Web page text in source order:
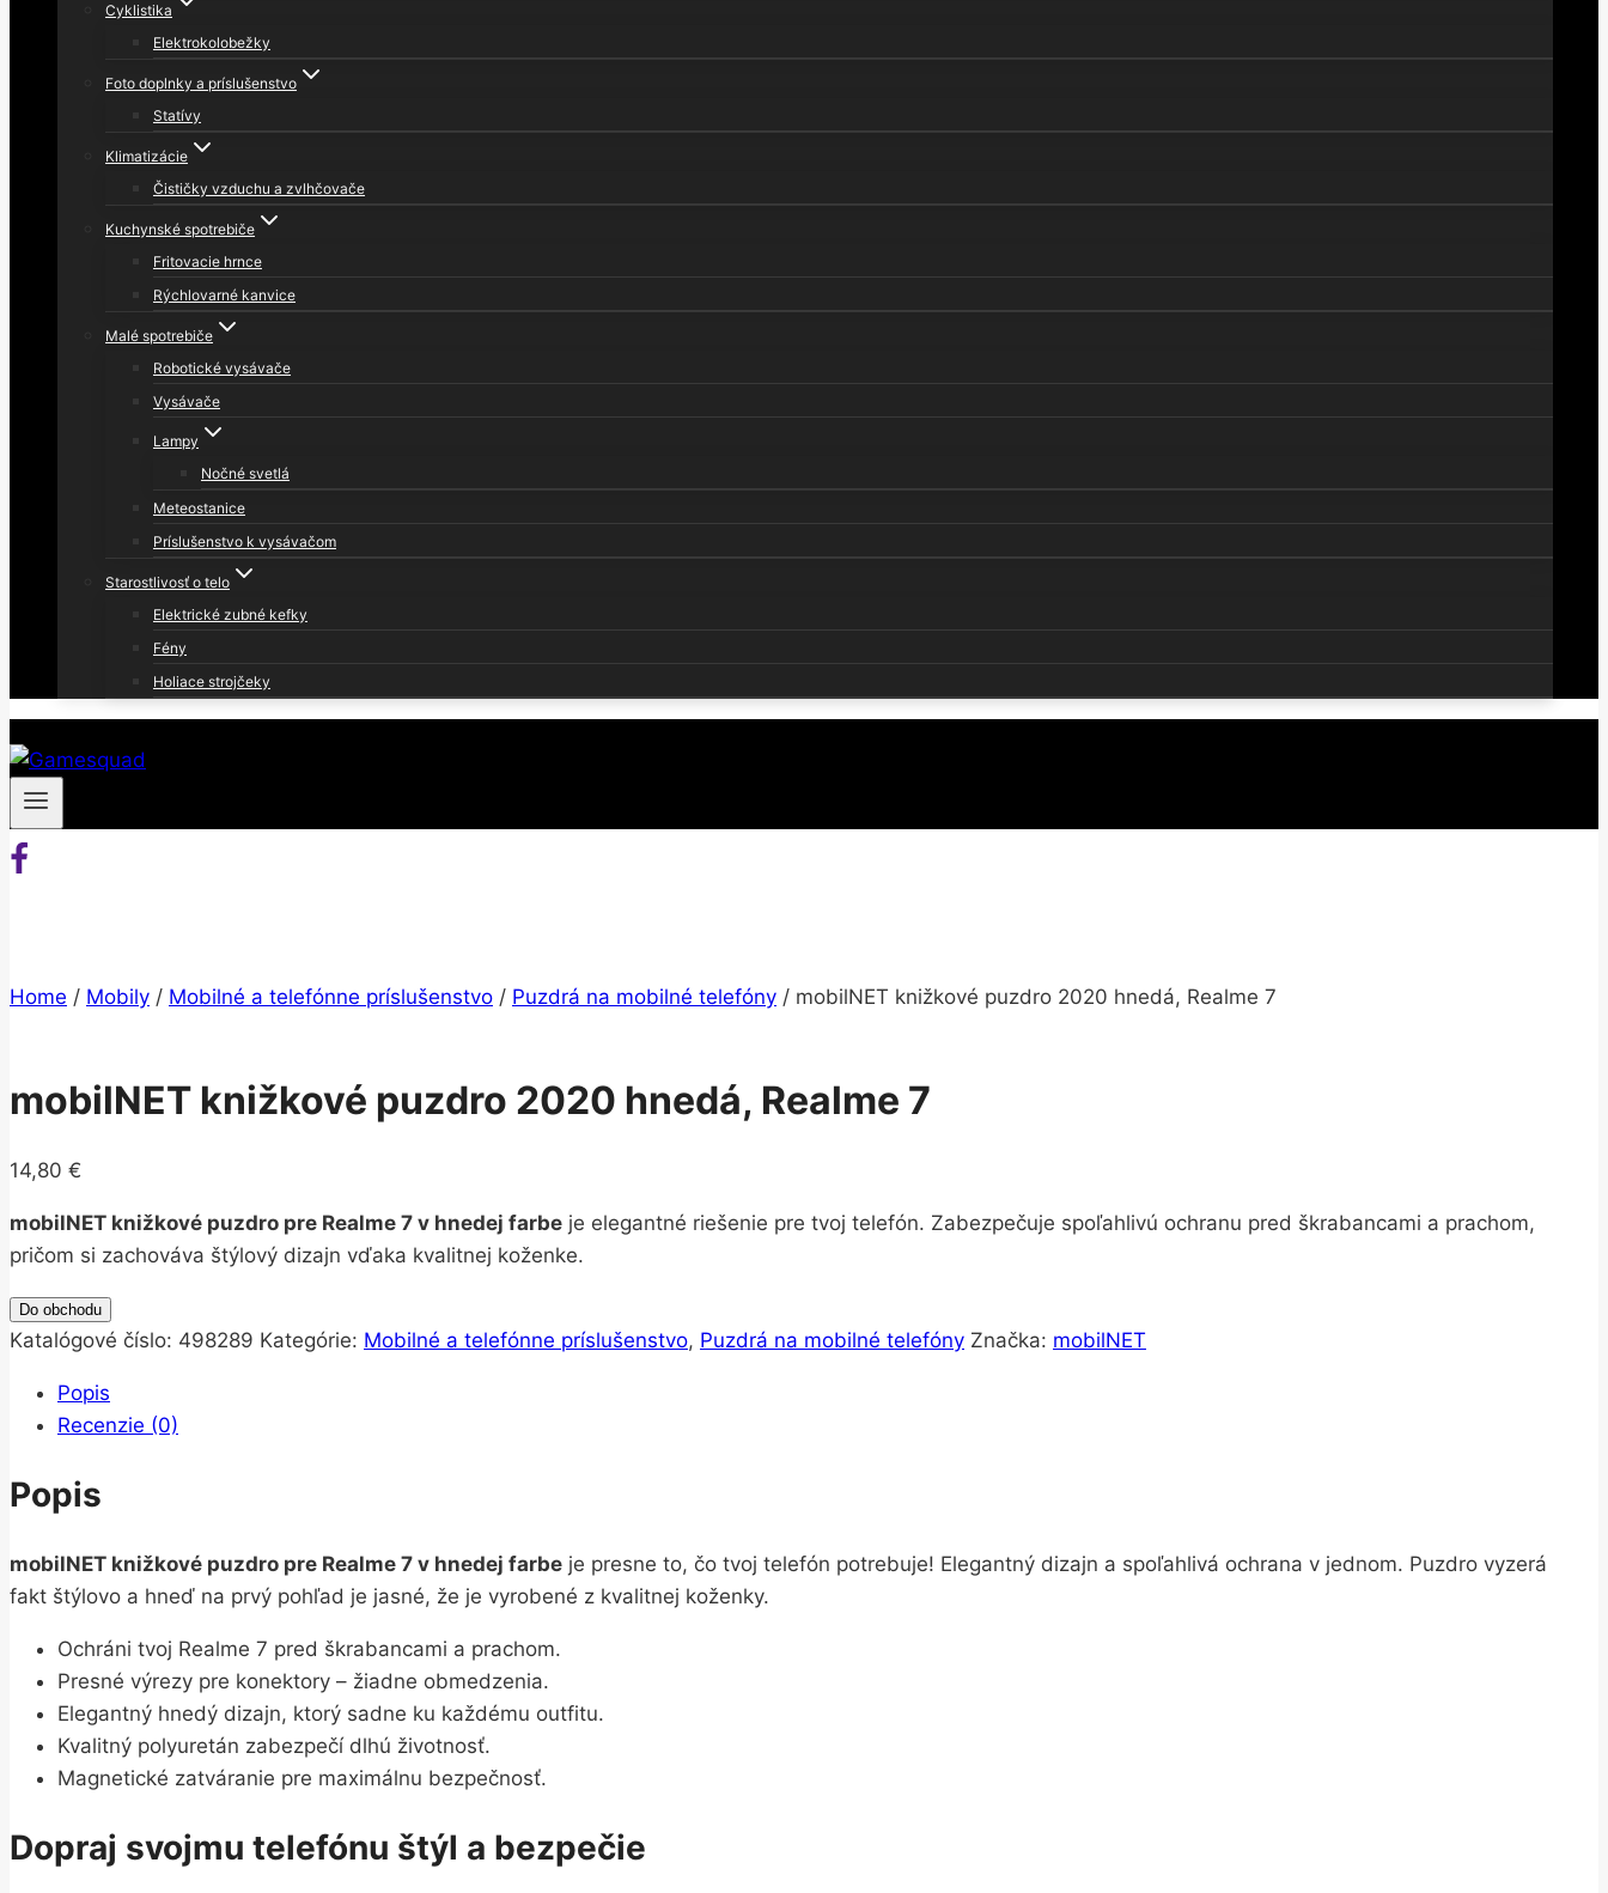
Cyklistika
Elektrokolobežky
Foto doplnky a príslušenstvo
Statívy
Klimatizácie
Čističky vzduchu a zvlhčovače
Kuchynské spotrebiče
Fritovacie hrnce
Rýchlovarné kanvice
Malé spotrebiče
Robotické vysávače
Vysávače
Lampy
Nočné svetlá
Meteostanice
Príslušenstvo k vysávačom
Starostlivosť o telo
Elektrické zubné kefky
Fény
Holiace strojčeky
Home / Mobily / Mobilné a telefónne príslušenstvo / Puzdrá na mobilné telefóny / mobilNET knižkové puzdro 2020 hnedá, Realme 7
mobilNET knižkové puzdro 2020 hnedá, Realme 7
14,80 €
mobilNET knižkové puzdro pre Realme 7 v hnedej farbe je elegantné riešenie pre tvoj telefón. Zabezpečuje spoľahlivú ochranu pred škrabancami a prachom,
pričom si zachováva štýlový dizajn vďaka kvalitnej koženke.
Do obchodu
Katalógové číslo: 498289 Kategórie: Mobilné a telefónne príslušenstvo, Puzdrá na mobilné telefóny Značka: mobilNET
Popis
Recenzie (0)
Popis
mobilNET knižkové puzdro pre Realme 7 v hnedej farbe je presne to, čo tvoj telefón potrebuje! Elegantný dizajn a spoľahlivá ochrana v jednom. Puzdro vyzerá
fakt štýlovo a hneď na prvý pohľad je jasné, že je vyrobené z kvalitnej koženky.
Ochráni tvoj Realme 7 pred škrabancami a prachom.
Presné výrezy pre konektory – žiadne obmedzenia.
Elegantný hnedý dizajn, ktorý sadne ku každému outfitu.
Kvalitný polyuretán zabezpečí dlhú životnosť.
Magnetické zatváranie pre maximálnu bezpečnosť.
Dopraj svojmu telefónu štýl a bezpečie